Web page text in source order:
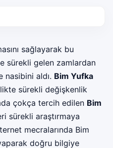
sağlayarak bu
sürekli gelen zamlardan
nasibini aldı. Bim Yufka
sürekli değişkenlik
çokça tercih edilen Bim
sürekli araştırmaya
mecralarında Bim
doğru bilgiye